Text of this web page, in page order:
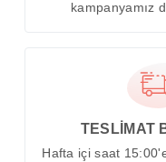
kampanyamız
TESLİMAT
Hafta içi saat